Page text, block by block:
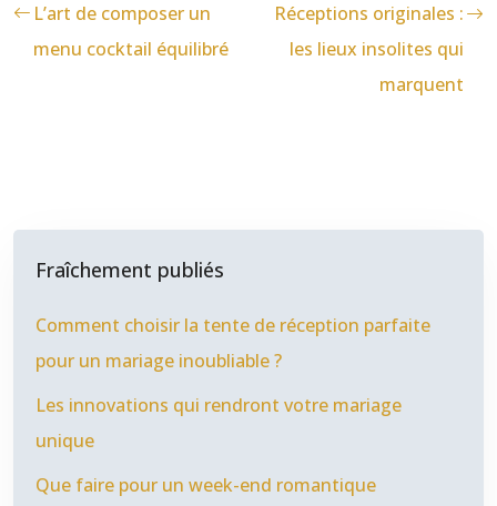
L’art de composer un
menu cocktail équilibré
Réceptions originales :
les lieux insolites qui
marquent
Fraîchement publiés
Comment choisir la tente de réception parfaite
pour un mariage inoubliable ?
Les innovations qui rendront votre mariage
unique
Que faire pour un week-end romantique